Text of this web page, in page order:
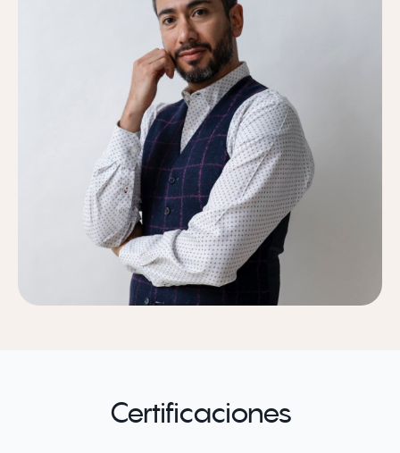
Certificaciones